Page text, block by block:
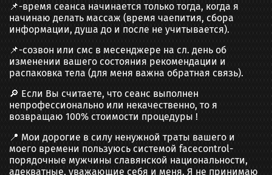
📌-время сеанса начинается только тогда, когда я
начинаю делать массаж (время чаепития, сбора
информации, душа до и после не учитывается).
📌-созвон или смс в месенджере на сл. день об
изменении вашего состояния рекомендации и
распаковка тела (для меня важна обратная связь).
🔎 Если Вы считаете, что сеанс выполнен
непрофессионально или некачественно, то я
возвращаю 100% стоимости процедуры !
📍 Мои дорогие в силу ненужной траты вашего и
моего времени пользуюсь системой faceсоntrol-
порядочные мужчины славянской национальности,
адекватные, уважающие себя и меня. Я не принимаю